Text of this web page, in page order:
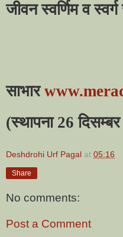
जीवन स्वर्णिम व
साभार
(स्थापना 26
Deshdrohi Urf Pagal at 05:16
Share
No comments:
Post a Comment